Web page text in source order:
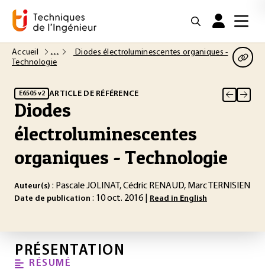
Accueil
Diodes électroluminescentes organiques -
Technologie
E6505 v2 ARTICLE DE RÉFÉRENCE
Diodes
électroluminescentes
organiques - Technologie
Auteur(s) : Pascale JOLINAT, Cédric RENAUD, Marc TERNISIEN
Date de publication : 10 oct. 2016 | Read in English
PRÉSENTATION
RÉSUMÉ